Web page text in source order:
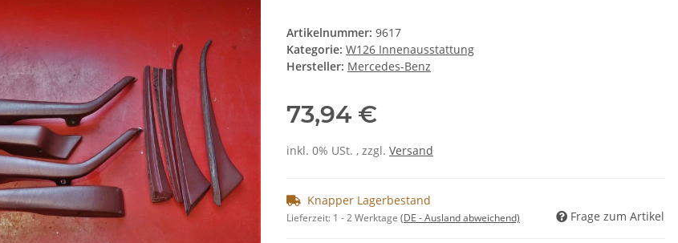
Artikelnummer: 9617
Kategorie: W126 Innenausstattung
Hersteller: Mercedes-Benz
73,94 €
inkl. 0% USt. , zzgl. Versand
Knapper Lagerbestand
Lieferzeit: 1 - 2 Werktage (DE - Ausland abweichend) Frage zum Artikel